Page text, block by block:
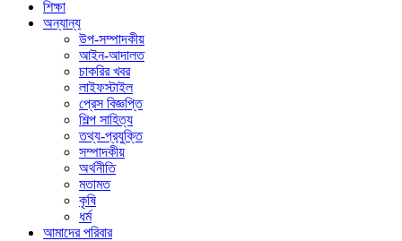
শিক্ষা
অন্যান্য
উপ-সম্পাদকীয়
আইন-আদালত
চাকরির খবর
লাইফস্টাইল
প্রেস বিজ্ঞপ্তি
শিল্প সাহিত্য
তথ্য-প্রযুক্তি
সম্পাদকীয়
অর্থনীতি
মতামত
কৃষি
ধর্ম
আমাদের পরিবার